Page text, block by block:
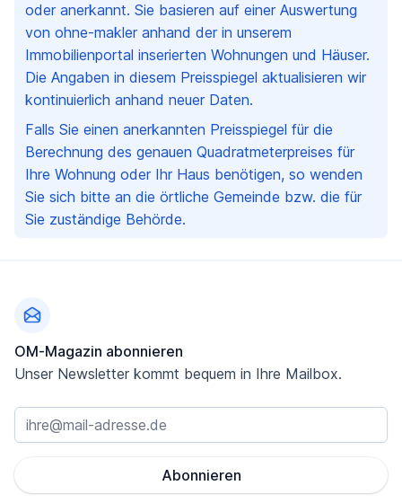
oder anerkannt. Sie basieren auf einer Auswertung
von ohne-makler anhand der in unserem
Immobilienportal inserierten Wohnungen und Häuser.
Die Angaben in diesem Preisspiegel aktualisieren wir
kontinuierlich anhand neuer Daten.
Falls Sie einen anerkannten Preisspiegel für die
Berechnung des genauen Quadratmeterpreises für
Ihre Wohnung oder Ihr Haus benötigen, so wenden
Sie sich bitte an die örtliche Gemeinde bzw. die für
Sie zuständige Behörde.
OM-Magazin abonnieren
Unser Newsletter kommt bequem in Ihre Mailbox.
Abonnieren